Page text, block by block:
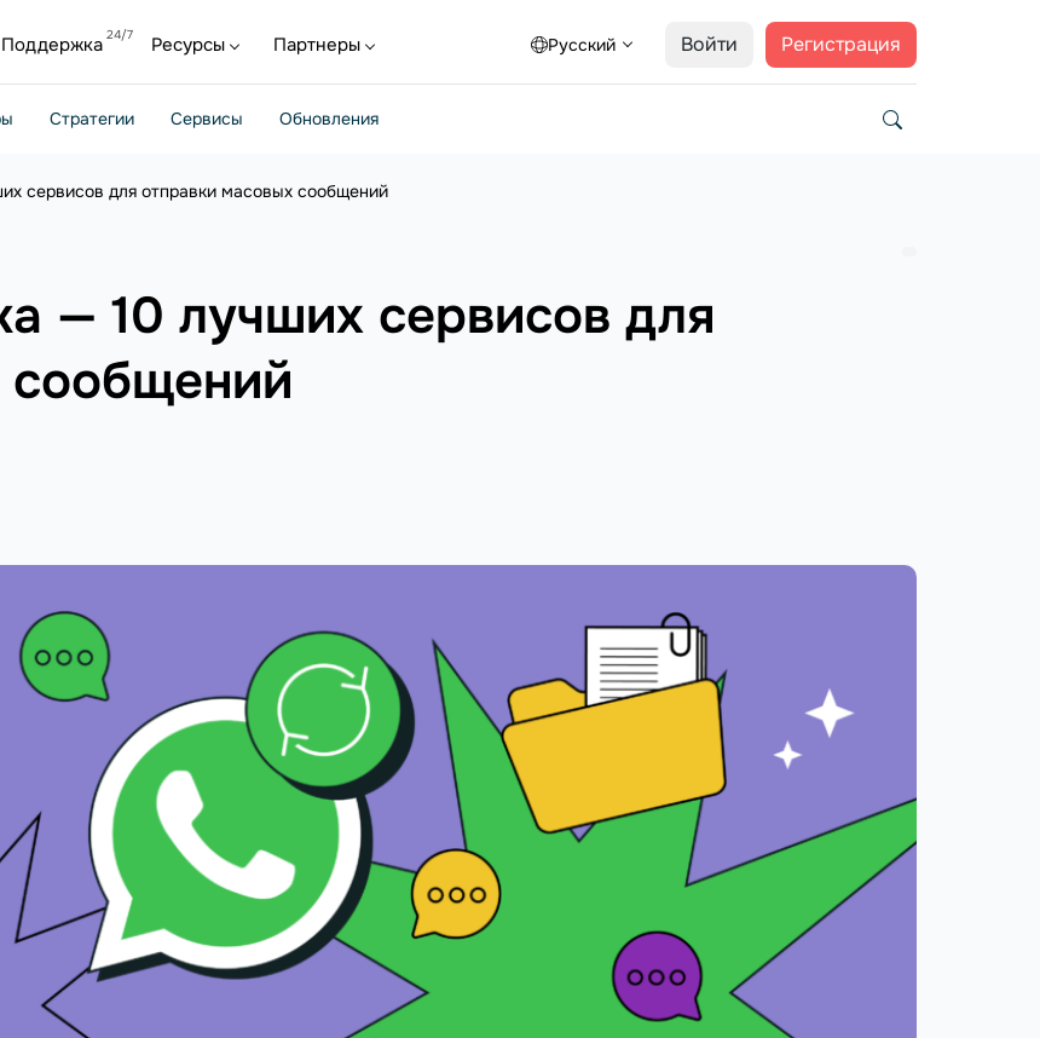
Русский Войти Регистрация
Поддержка Ресурсы Партнеры
Стратегии Сервисы Обновления
сервисов для отправки масовых сообщений
— 10 лучших сервисов для
сообщений